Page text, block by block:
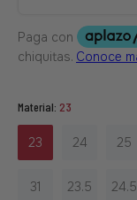
Material: 23
23 24 25
31 23.5 24.5